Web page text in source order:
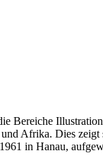
Bereiche
Afrika. Dies
in Hanau,